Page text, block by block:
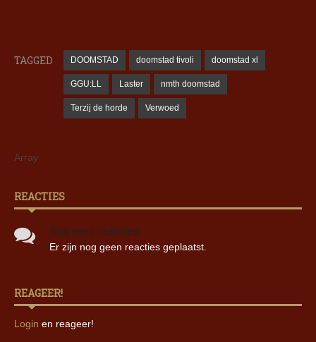
TAGGED DOOMSTAD doomstad tivoli doomstad xl
GGU:LL Laster nmth doomstad
Terzij de horde Verwoed
Array
REACTIES
Nog geen reacties!
Er zijn nog geen reacties geplaatst.
REAGEER!
Login en reageer!